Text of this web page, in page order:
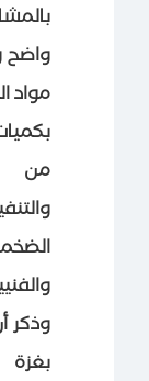
واضح
مواد
من
وذكر